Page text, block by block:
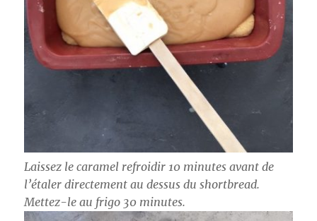
Laissez le caramel refroidir 10 minutes avant de
l’étaler directement au dessus du shortbread.
Mettez-le au frigo 30 minutes.